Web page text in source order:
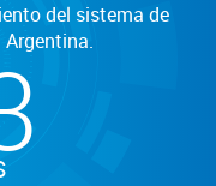
del sistema de